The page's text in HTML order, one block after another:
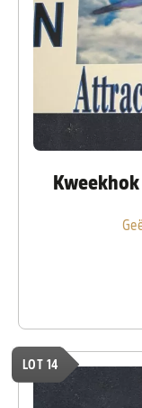
Kweekhok
LOT 14